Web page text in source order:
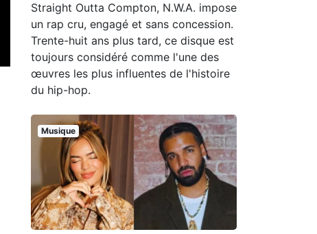
Straight Outta Compton, N.W.A. impose
un rap cru, engagé et sans concession.
Trente-huit ans plus tard, ce disque est
toujours considéré comme l'une des
œuvres les plus influentes de l'histoire
du hip-hop.
Musique